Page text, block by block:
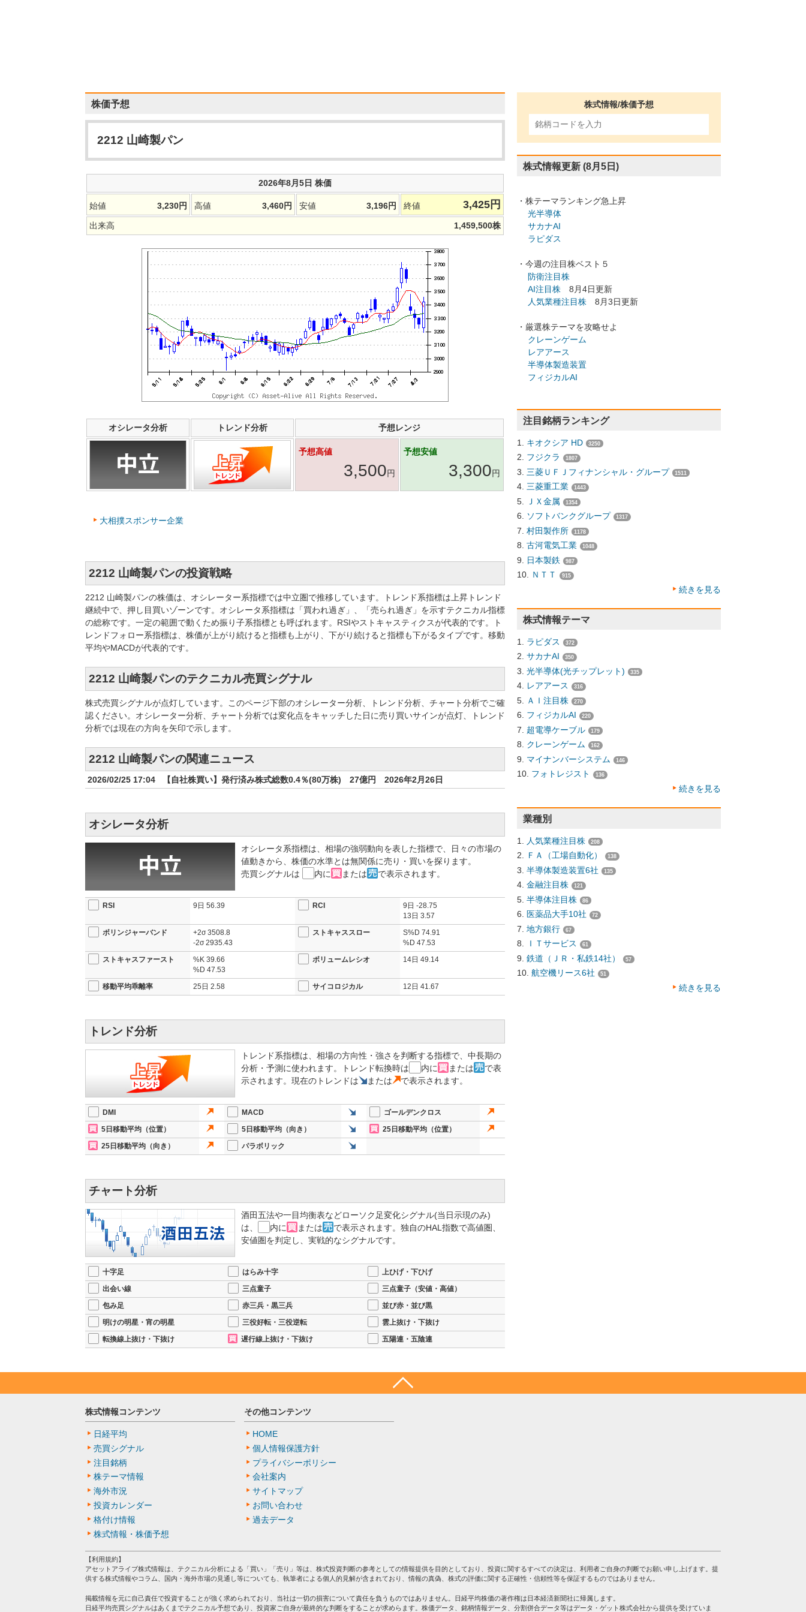
株価予想
2212 山崎製パン
2026年8月5日 株価
始値 3,230円 高値 3,460円 安値 3,196円 終値 3,425 円
出来高 1,459,500株
オシレータ分析 トレンド分析 予想レンジ
予想高値
3,500円
予想安値
3,300円
大相撲スポンサー企業
2212 山崎製パンの投資戦略
2212 山崎製パンの株価は、オシレーター系指標では中立圏で推移しています。トレンド系指標は上昇トレンド
継続中で、押し目買いゾーンです。オシレータ系指標は「買われ過ぎ」、「売られ過ぎ」を示すテクニカル指標
の総称です。一定の範囲で動くため振り子系指標とも呼ばれます。RSIやストキャスティクスが代表的です。ト
レンドフォロー系指標は、株価が上がり続けると指標も上がり、下がり続けると指標も下がるタイプです。移動
平均やMACDが代表的です。
2212 山崎製パンのテクニカル売買シグナル
株式売買シグナルが点灯しています。このページ下部のオシレーター分析、トレンド分析、チャート分析でご確
認ください。オシレーター分析、チャート分析では変化点をキャッチした日に売り買いサインが点灯、トレンド
分析では現在の方向を矢印で示します。
2212 山崎製パンの関連ニュース
2026/02/25 17:04 【自社株買い】発行済み株式総数0.4％(80万株) 27億円 2026年2月26日
オシレータ分析
オシレータ系指標は、相場の強弱動向を表した指標で、日々の市場の
値動きから、株価の水準とは無関係に売り・買いを探ります。
売買シグナルは
内に または で表示されます。
RSI 9日 56.39 RCI 9日 -28.75
13日 3.57
ボリンジャーバンド
+2σ3508.8
-2σ2935.43
ストキャススロー S%D 74.91
%D 47.53
ストキャスファースト
%K 39.66
%D 47.53
ボリュームレシオ 14日 49.14
移動平均乖離率 25日 2.58 サイコロジカル 12日 41.67
トレンド分析
トレンド系指標は、相場の方向性・強さを判断する指標で、中長期の
分析・予測に使われます。トレンド転換時は
内に または
で表
示されます。現在のトレンドは
または で表示されます。
DMI MACD
ゴールデンクロス
5日移動平均（位置）
5日移動平均（向き）
25日移動平均（位置）
25日移動平均（向き）
パラボリック
チャート分析
酒田五法や一目均衡表などローソク足変化シグナル(当日示現のみ)
は、
内に または
で表示されます。独自のHAL指数で高値圏、
安値圏を判定し、実戦的なシグナルです。
十字足 はらみ十字
上ひげ・下ひげ
出会い線
三点童子
三点童子（安値・高値）
包み足
赤三兵・黒三兵
並び赤・並び黒
明けの明星・宵の明星
三役好転・三役逆転
雲上抜け・下抜け
転換線上抜け・下抜け
遅行線上抜け・下抜け 五陽連・五陰連
株式情報/株価予想
株式情報更新 (8月5日)
・株テーマランキング急上昇
光半導体
サカナAI
ラピダス
・今週の注目株ベスト５
防衛注目株
AI注目株 8月4日更新
人気業種注目株 8月3日更新
・厳選株テーマを攻略せよ
クレーンゲーム
レアアース
半導体製造装置
フィジカルAI
注目銘柄ランキング
キオクシア HD 3250
フジクラ 1807
三菱ＵＦＪフィナンシャル・グループ 1511
三菱重工業 1443
ＪＸ金属 1354
ソフトバンクグループ 1317
村田製作所 1178
古河電気工業 1048
日本製鉄 987
ＮＴＴ 915
続きを見る
株式情報テーマ
ラピダス 372
サカナAI 350
光半導体(光チップレット) 335
レアアース 316
ＡＩ注目株 270
フィジカルAI 220
超電導ケーブル 179
クレーンゲーム 162
マイナンバーシステム 146
フォトレジスト 136
続きを見る
業種別
人気業種注目株 208
ＦＡ（工場自動化） 138
半導体製造装置6社 135
金融注目株 121
半導体注目株 86
医薬品大手10社 72
地方銀行 67
ＩＴサービス 61
鉄道（ＪＲ・私鉄14社） 57
航空機リース6社 51
続きを見る
株式情報コンテンツ
日経平均
売買シグナル
注目銘柄
株テーマ情報
海外市況
投資カレンダー
格付け情報
株式情報・株価予想
その他コンテンツ
HOME
個人情報保護方針
プライバシーポリシー
会社案内
サイトマップ
お問い合わせ
過去データ
【利用規約】
アセットアライブ株式情報は、テクニカル分析による「買い」「売り」等は、株式投資判断の参考としての情報提供を目的としており、投資に関するすべての決定は、利用者ご自身の判断でお願い申し上げます。提
供する株式情報やコラム、国内・海外市場の見通し等についても、執筆者による個人的見解が含まれており、情報の真偽、株式の評価に関する正確性・信頼性等を保証するものではありません。
掲載情報を元に自己責任で投資することが強く求められており、当社は一切の損害について責任を負うものではありません。日経平均株価の著作権は日本経済新聞社に帰属します。
日経平均売買シグナルはあくまでテクニカル予想であり、投資家ご自身が最終的な判断をすることが求めらます。株価データ、銘柄情報データ、分割併合データ等はデータ・ゲット株式会社から提供を受けていま